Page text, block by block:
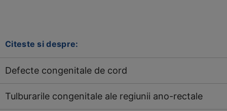
Citeste si despre:
Defecte congenitale de cord
Tulburarile congenitale ale regiunii ano-rectale